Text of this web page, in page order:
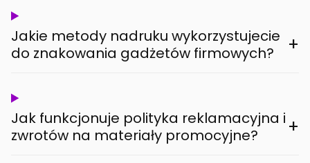
Jakie metody nadruku wykorzystujecie
do znakowania gadżetów firmowych?
+
Jak funkcjonuje polityka reklamacyjna i
zwrotów na materiały promocyjne?
+